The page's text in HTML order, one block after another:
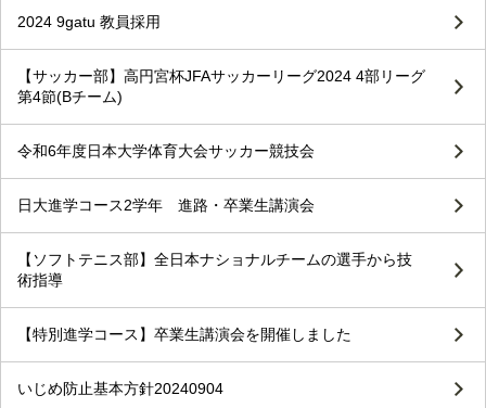
2024 9gatu 教員採用
【サッカー部】高円宮杯JFAサッカーリーグ2024 4部リーグ
第4節(Bチーム)
令和6年度日本大学体育大会サッカー競技会
日大進学コース2学年 進路・卒業生講演会
【ソフトテニス部】全日本ナショナルチームの選手から技
術指導
【特別進学コース】卒業生講演会を開催しました
いじめ防止基本方針20240904